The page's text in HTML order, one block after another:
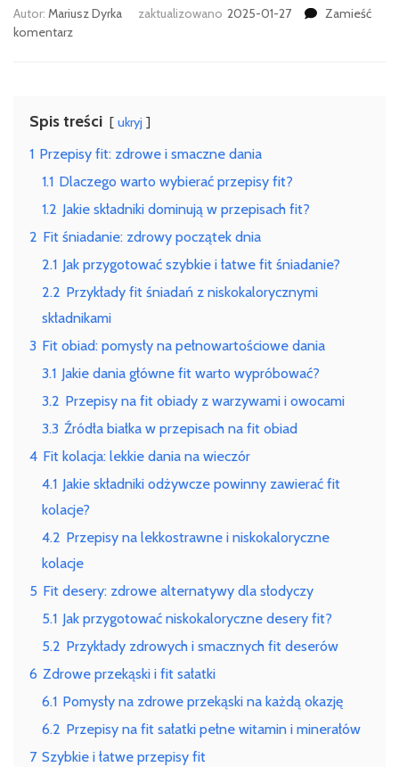
Autor: Mariusz Dyrka zaktualizowano 2025-01-27
Zamieść
komentarzwe
i
dania
na
każdą
okazję
Spis treści ukryj
1 Przepisy fit: zdrowe i smaczne dania
1.1 Dlaczego warto wybierać przepisy fit?
1.2 Jakie składniki dominują w przepisach fit?
2 Fit śniadanie: zdrowy początek dnia
2.1 Jak przygotować szybkie i łatwe fit śniadanie?
2.2 Przykłady fit śniadań z niskokalorycznymi
składnikami
3 Fit obiad: pomysły na pełnowartościowe dania
3.1 Jakie dania główne fit warto wypróbować?
3.2 Przepisy na fit obiady z warzywami i owocami
3.3 Źródła białka w przepisach na fit obiad
4 Fit kolacja: lekkie dania na wieczór
4.1 Jakie składniki odżywcze powinny zawierać fit
kolacje?
4.2 Przepisy na lekkostrawne i niskokaloryczne
kolacje
5 Fit desery: zdrowe alternatywy dla słodyczy
5.1 Jak przygotować niskokaloryczne desery fit?
5.2 Przykłady zdrowych i smacznych fit deserów
6 Zdrowe przekąski i fit sałatki
6.1 Pomysły na zdrowe przekąski na każdą okazję
6.2 Przepisy na fit sałatki pełne witamin i minerałów
7 Szybkie i łatwe przepisy fit